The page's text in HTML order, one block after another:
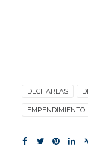
DECHARLAS
EMPENDIMIENTO